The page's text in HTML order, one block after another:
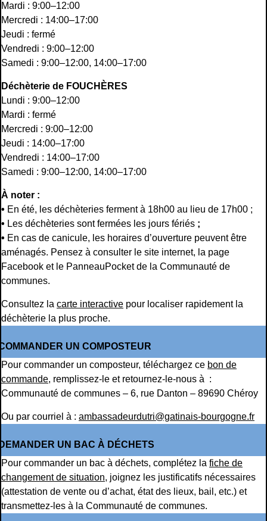
Mardi : 9:00–12:00
Mercredi : 14:00–17:00
Jeudi : fermé
Vendredi : 9:00–12:00
Samedi : 9:00–12:00, 14:00–17:00
Déchèterie de FOUCHÈRES
Lundi : 9:00–12:00
Mardi : fermé
Mercredi : 9:00–12:00
Jeudi : 14:00–17:00
Vendredi : 14:00–17:00
Samedi : 9:00–12:00, 14:00–17:00
À noter :
• En été, les déchèteries ferment à 18h00 au lieu de 17h00 ;
• Les déchèteries sont fermées les jours fériés ;
• En cas de canicule, les horaires d’ouverture peuvent être
aménagés. Pensez à consulter le site internet, la page
Facebook et le PanneauPocket de la Communauté de
communes.
Consultez la carte interactive pour localiser rapidement la
déchèterie la plus proche.
UN COMPOSTEUR
Pour commander un composteur, téléchargez ce bon de
commande, remplissez-le et retournez-le-nous à :
Communauté de communes – 6, rue Danton – 89690 Chéroy
Ou par courriel à : ambassadeurdutri@gatinais-bourgogne.fr
UN BAC À DÉCHETS
Pour commander un bac à déchets, complétez la fiche de
changement de situation, joignez les justificatifs nécessaires
(attestation de vente ou d’achat, état des lieux, bail, etc.) et
transmettez-les à la Communauté de communes.